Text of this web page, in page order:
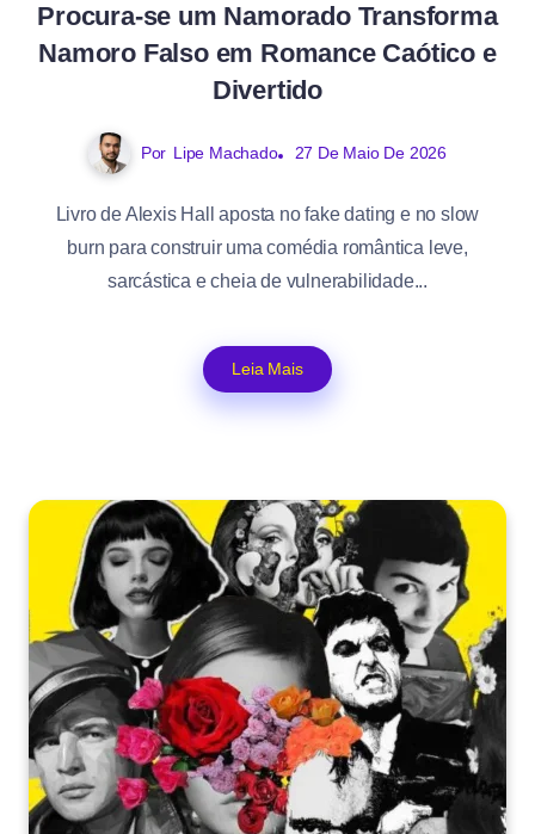
Procura-se um Namorado Transforma
Namoro Falso em Romance Caótico e
Divertido
Por Lipe Machado 27 De Maio De 2026
Livro de Alexis Hall aposta no fake dating e no slow
burn para construir uma comédia romântica leve,
sarcástica e cheia de vulnerabilidade...
Leia Mais